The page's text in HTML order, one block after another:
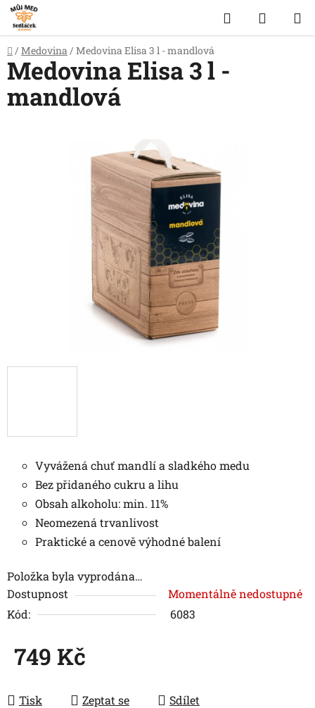
Přejít
na
obsah
Hledat
KOŠÍK
Domů
/ Medovina / Medovina Elisa 3 l - mandlová
Vyvážená chuť mandlí a sladkého medu
Bez přidaného cukru a lihu
Obsah alkoholu: min. 11%
Neomezená trvanlivost
Praktické a cenově výhodné balení
Položka byla vyprodána…
Dostupnost
Momentálně nedostupné
Kód:
6083
749 Kč
Tisk
Zeptat se Sdílet
Medovina Elisa 3 l -
mandlová